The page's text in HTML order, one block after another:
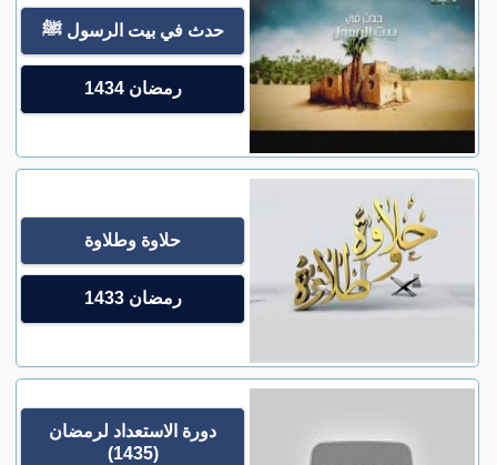
حدث في بيت الرسول ﷺ
رمضان 1434
حلاوة وطلاوة
رمضان 1433
دورة الاستعداد لرمضان
(1435)